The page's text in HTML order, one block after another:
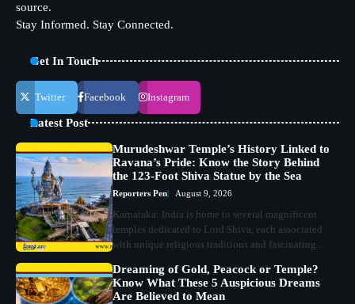
source.
Stay Informed. Stay Connected.
Get In Touch
Twitter Facebook Instagram
Latest Post
Murudeshwar Temple’s History Linked to
Ravana’s Pride: Know the Story Behind
the 123-Foot Shiva Statue by the Sea
Reporters Pen August 9, 2026
Karnataka: India is home to several magnificent
temples dedicated to Lord Shiva, each associated
with unique religious traditions and fascinating…
Dreaming of Gold, Peacock or Temple?
Know What These 5 Auspicious Dreams
Are Believed to Mean